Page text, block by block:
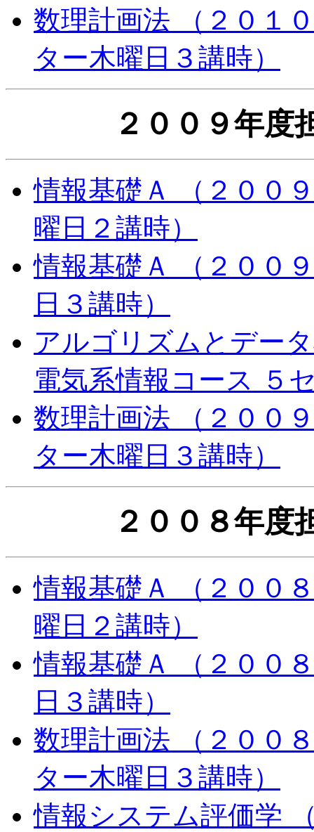
数理計画法 （２０１
ター木曜日３講時）
２００９年度
情報基礎Ａ （２００
曜日２講時）
情報基礎Ａ （２００
日３講時）
アルゴリズムとデー
電気系情報コース ５
数理計画法 （２００
ター木曜日３講時）
２００８年度
情報基礎Ａ （２００
曜日２講時）
情報基礎Ａ （２００
日３講時）
数理計画法 （２００
ター木曜日３講時）
情報システム評価学